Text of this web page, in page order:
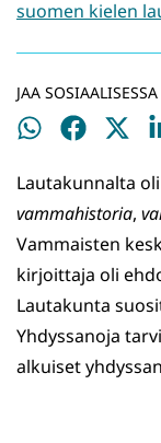
suomen kielen
JAA
Jaa
Jaa
Jaa
Lautakunnalta
vammahistoria,
Vammaisten
kirjoittaja oli
Lautakunta
Yhdyssanoja
alkuiset